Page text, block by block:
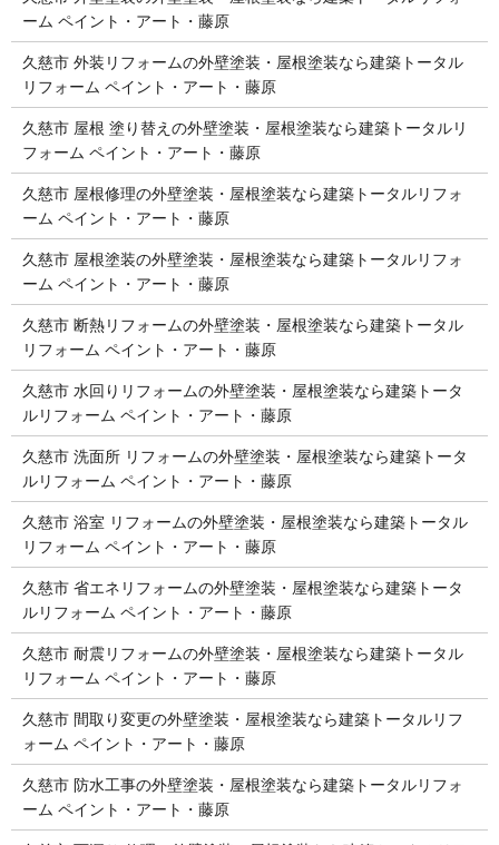
ーム ペイント・アート・藤原
久慈市 外装リフォームの外壁塗装・屋根塗装なら建築トータル
リフォーム ペイント・アート・藤原
久慈市 屋根 塗り替えの外壁塗装・屋根塗装なら建築トータルリ
フォーム ペイント・アート・藤原
久慈市 屋根修理の外壁塗装・屋根塗装なら建築トータルリフォ
ーム ペイント・アート・藤原
久慈市 屋根塗装の外壁塗装・屋根塗装なら建築トータルリフォ
ーム ペイント・アート・藤原
久慈市 断熱リフォームの外壁塗装・屋根塗装なら建築トータル
リフォーム ペイント・アート・藤原
久慈市 水回りリフォームの外壁塗装・屋根塗装なら建築トータ
ルリフォーム ペイント・アート・藤原
久慈市 洗面所 リフォームの外壁塗装・屋根塗装なら建築トータ
ルリフォーム ペイント・アート・藤原
久慈市 浴室 リフォームの外壁塗装・屋根塗装なら建築トータル
リフォーム ペイント・アート・藤原
久慈市 省エネリフォームの外壁塗装・屋根塗装なら建築トータ
ルリフォーム ペイント・アート・藤原
久慈市 耐震リフォームの外壁塗装・屋根塗装なら建築トータル
リフォーム ペイント・アート・藤原
久慈市 間取り変更の外壁塗装・屋根塗装なら建築トータルリフ
ォーム ペイント・アート・藤原
久慈市 防水工事の外壁塗装・屋根塗装なら建築トータルリフォ
ーム ペイント・アート・藤原